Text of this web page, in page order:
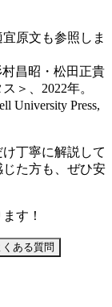
原文も参照しま
昌昭・松田正貴
＞、2022年。
University Press,
丁寧に解説して
た方も、ぜひ安
す！
くある質問